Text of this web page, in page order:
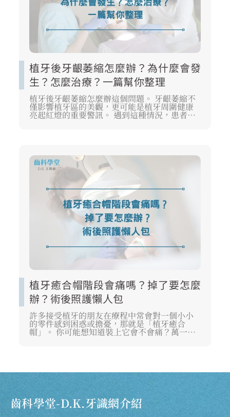
植牙後牙齦萎縮怎麼辦？為什麼會發
生？怎麼治療？一篇幫你整理
植牙後牙齦萎縮怎麼辦這個問題。 牙齦萎縮不
僅影響植牙區的美觀，更可能是植牙周圍健康
亮起紅燈的重要警訊。 遇到這種情況，患者常
會感到焦慮，擔心植牙是不是要失敗了。請先
會採取的補救與治療措施。 我們的目標是協助
你釐清植牙的健康狀況，並提供正確的照護觀
念，確保植牙能夠長久穩定。
植牙癒合帽階段會痛嗎？掉了要怎麼
辦？術後照護懶人包
許多接受植牙的朋友在療程中常會對一個小小
的零件感到困惑或擔憂，那就是「植牙癒合
帽」。 你可能想知道裝上它會不會痛？萬一不
小心掉了該怎麼辦？ 這篇文章將為你詳細解析
牙能順利完成並獲得最理想的長期效果。
齒科學堂-D.K.牙識網介紹